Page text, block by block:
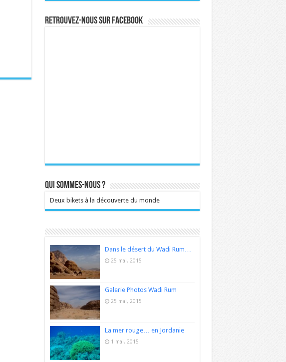
Retrouvez-nous sur Facebook
Qui sommes-nous ?
Deux bikets à la découverte du monde
Dans le désert du Wadi Rum…
25 mai, 2015
Galerie Photos Wadi Rum
25 mai, 2015
La mer rouge… en Jordanie
1 mai, 2015